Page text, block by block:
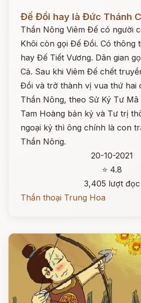
Đọc ngay
Đế Đồi hay là Đức Thánh
Thần Nông Viêm Đế có người
Khôi còn gọi Đế Đồi. Có thông
hay Đế Tiết Vương. Dân gian
Cả. Sau khi Viêm Đế chết
Đồi và trở thành vị vua thứ hai
Thần Nông, theo Sử Ký Tư
Tam Hoàng bản kỷ và Tư trị
ngoại kỷ thì ông chính là con
Thần Nông.
20-10-2021
⭐ 4.8
3,405 lượt đọc
Thần thoại Trung Hoa